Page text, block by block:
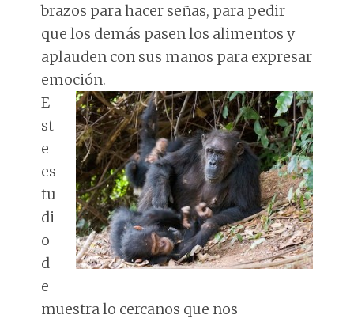
brazos para hacer señas, para pedir
que los demás pasen los alimentos y
aplauden con sus manos para expresar
emoción.
E
st
e
es
tu
di
o
d
e
muestra lo cercanos que nos